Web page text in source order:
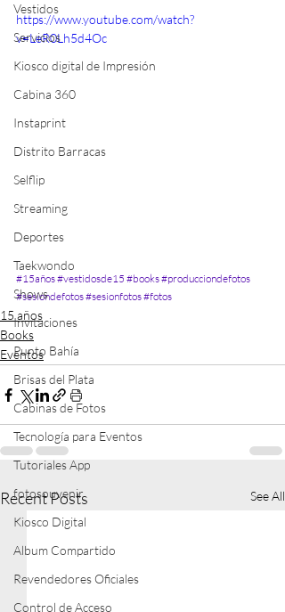
Vestidos
Servicios
Kiosco digital de Impresión
Cabina 360
Instaprint
Distrito Barracas
Selflip
Streaming
Deportes
Taekwondo
Shows
Invitaciones
Punto Bahía
Brisas del Plata
Cabinas de Fotos
Tecnología para Eventos
Tutoriales App
fotosouvenir
Kiosco Digital
Album Compartido
Revendedores Oficiales
Control de Acceso
https://www.youtube.com/watch?
v=LeR0Lh5d4Oc
#15años#vestidosde15 #books#producciondefotos
#sesiondefotos#sesionfotos#fotos
15 años
Books
Eventos
Recent Posts See All